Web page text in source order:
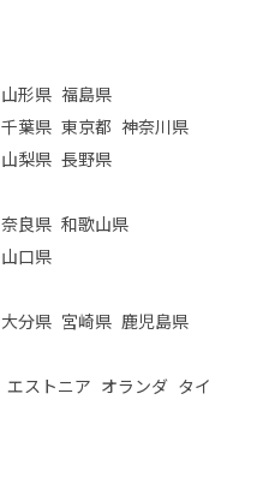
山形県 福島県
千葉県 東京都 神奈川県
山梨県 長野県
奈良県 和歌山県
山口県
大分県 宮崎県 鹿児島県
エストニア オランダ タイ